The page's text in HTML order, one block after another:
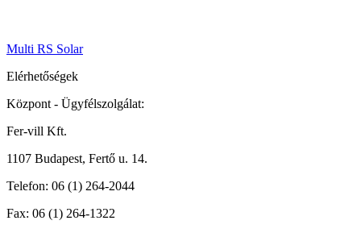
Multi RS Solar
Elérhetőségek
Központ - Ügyfélszolgálat:
Fer-vill Kft.
1107 Budapest, Fertő u. 14.
Telefon: 06 (1) 264-2044
Fax: 06 (1) 264-1322